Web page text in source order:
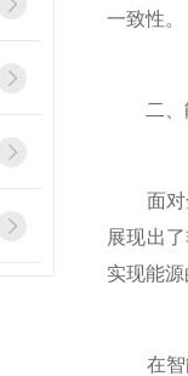
一致性。
二、能
面对全
展现出
实现能
在智能